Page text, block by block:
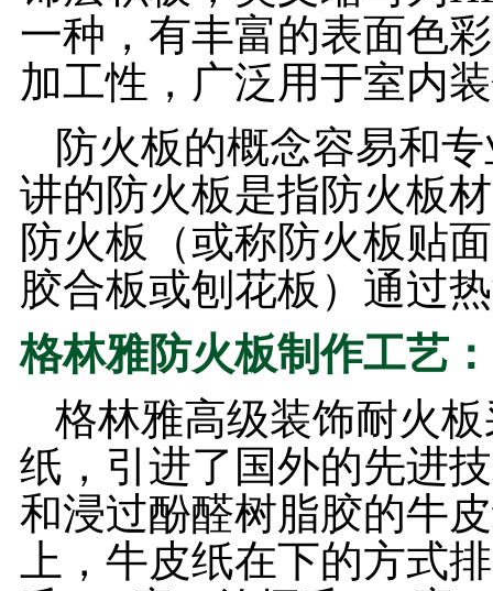
一种，有丰富的表面色
加工性，广泛用于室内
防火板的概念容易和
讲的防火板是指防火板
防火板（或称防火板贴
胶合板或刨花板）通过
格林雅防火板制作工艺：
格林雅高级装饰耐火
纸，引进了国外的先进
和浸过酚醛树脂胶的牛
上，牛皮纸在下的方式